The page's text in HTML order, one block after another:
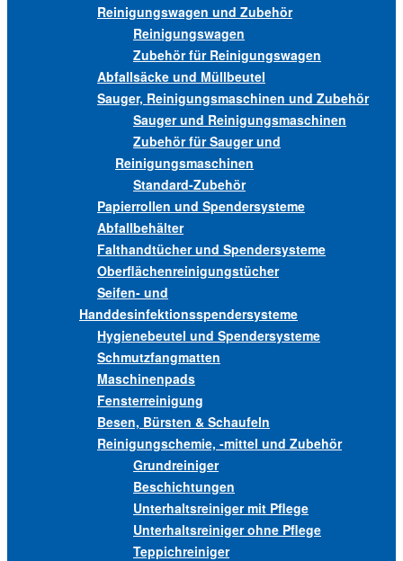
Reinigungswagen und Zubehör
Reinigungswagen
Zubehör für Reinigungswagen
Abfallsäcke und Müllbeutel
Sauger, Reinigungsmaschinen und Zubehör
Sauger und Reinigungsmaschinen
Zubehör für Sauger und
Reinigungsmaschinen
Standard-Zubehör
Papierrollen und Spendersysteme
Abfallbehälter
Falthandtücher und Spendersysteme
Oberflächenreinigungstücher
Seifen- und
Handdesinfektionsspendersysteme
Hygienebeutel und Spendersysteme
Schmutzfangmatten
Maschinenpads
Fensterreinigung
Besen, Bürsten & Schaufeln
Reinigungschemie, -mittel und Zubehör
Grundreiniger
Beschichtungen
Unterhaltsreiniger mit Pflege
Unterhaltsreiniger ohne Pflege
Teppichreiniger